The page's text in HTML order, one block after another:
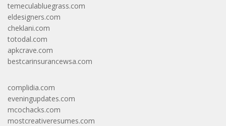
temeculabluegrass.com
eldesigners.com
cheklani.com
totodal.com
apkcrave.com
bestcarinsurancewsa.com
complidia.com
eveningupdates.com
mcochacks.com
mostcreativeresumes.com